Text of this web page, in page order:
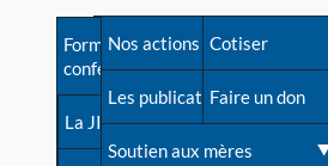
Avant la naissance
Les débuts
Une difficulté d'allaitement ?
Formations et
conférences
La JIA
Besoin d'aide?
Répertoire de tous les
contacts
Nos actions
Les publications
Soutien aux mères
Cotiser
Faire un don